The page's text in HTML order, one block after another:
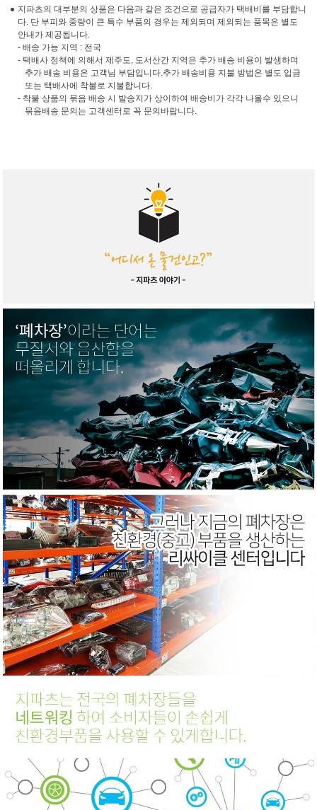
지파츠의 대부분의 상품은 다음과 같은 조건으로 공급자가 택배비를 부담합니
다. 단 부피와 중량이 큰 특수 부품의 경우는 제외되며 제외되는 품목은 별도
안내가 제공됩니다.
- 배송 가능 지역 : 전국
- 택배사 정책에 의해서 제주도, 도서산간 지역은 추가 배송 비용이 발생하며
추가 배송 비용은 고객님 부담입니다.추가 배송비용 지불 방법은 별도 입금
또는 택배사에 착불로 지불합니다.
- 착불 상품의 묶음 배송 시 발송지가 상이하여 배송비가 각각 나올수 있으니
묶음배송 문의는 고객센터로 꼭 문의바랍니다.